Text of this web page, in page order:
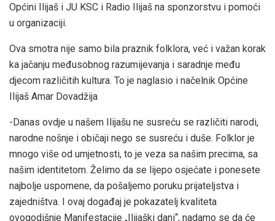
Općini Ilijaš i JU KSC i Radio Ilijaš na sponzorstvu i pomoći
u organizaciji.
Ova smotra nije samo bila praznik folklora, već i važan korak
ka jačanju međusobnog razumijevanja i saradnje među
djecom različitih kultura. To je naglasio i načelnik Općine
Ilijaš Amar Dovadžija
-Danas ovdje u našem Ilijašu ne susreću se različiti narodi,
narodne nošnje i običaji nego se susreću i duše. Folklor je
mnogo više od umjetnosti, to je veza sa našim precima, sa
našim identitetom. Želimo da se lijepo osjećate i ponesete
najbolje uspomene, da pošaljemo poruku prijateljstva i
zajedništva. I ovaj događaj je pokazatelj kvaliteta
ovogodišnje Manifestacije „Ilijaški dani“, nadamo se da će